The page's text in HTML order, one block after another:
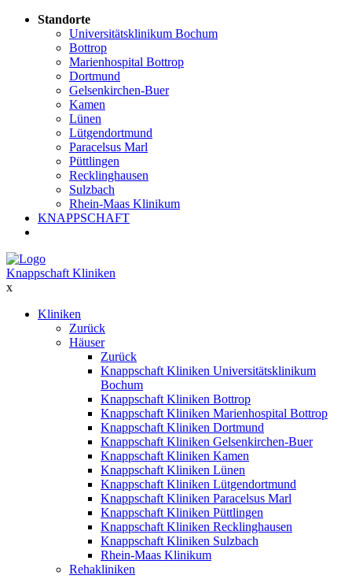
Standorte
Universitätsklinikum Bochum
Bottrop
Marienhospital Bottrop
Dortmund
Gelsenkirchen-Buer
Kamen
Lünen
Lütgendortmund
Paracelsus Marl
Püttlingen
Recklinghausen
Sulzbach
Rhein-Maas Klinikum
KNAPPSCHAFT
Knappschaft Kliniken
x
Kliniken
Zurück
Häuser
Zurück
Knappschaft Kliniken Universitätsklinikum
Bochum
Knappschaft Kliniken Bottrop
Knappschaft Kliniken Marienhospital Bottrop
Knappschaft Kliniken Dortmund
Knappschaft Kliniken Gelsenkirchen-Buer
Knappschaft Kliniken Kamen
Knappschaft Kliniken Lünen
Knappschaft Kliniken Lütgendortmund
Knappschaft Kliniken Paracelsus Marl
Knappschaft Kliniken Püttlingen
Knappschaft Kliniken Recklinghausen
Knappschaft Kliniken Sulzbach
Rhein-Maas Klinikum
Rehakliniken